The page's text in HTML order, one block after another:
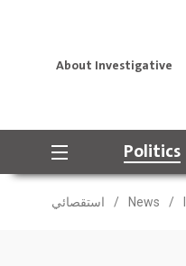
About Investigative
Politics
استقصائي / News /